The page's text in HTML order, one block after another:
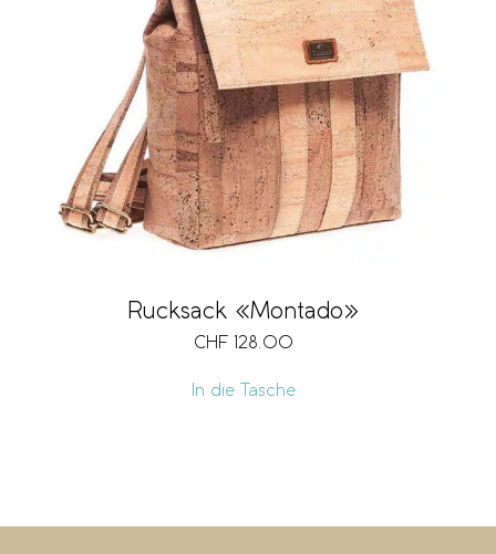
Rucksack «Montado»
CHF 128.00
In die Tasche